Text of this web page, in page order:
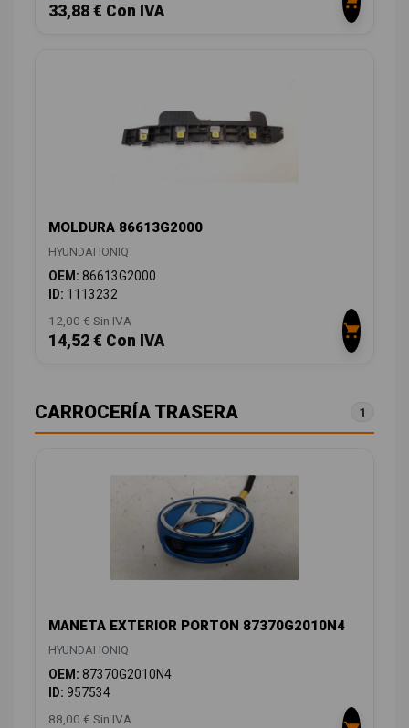
33,88 € Con IVA
MOLDURA 86613G2000
HYUNDAI IONIQ
OEM: 86613G2000
ID: 1113232
12,00 € Sin IVA
14,52 € Con IVA
CARROCERÍA TRASERA 1
MANETA EXTERIOR PORTON 87370G2010N4
HYUNDAI IONIQ
OEM: 87370G2010N4
ID: 957534
88,00 € Sin IVA